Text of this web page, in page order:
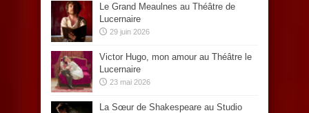
Le Grand Meaulnes au Théâtre de
Lucernaire
29 juin 2026
Victor Hugo, mon amour au Théâtre le
Lucernaire
23 mai 2026
La Sœur de Shakespeare au Studio